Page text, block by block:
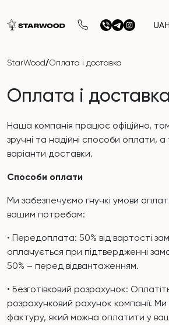
UAH
StarWood/Оплата і доставка
Оплата і доставка
Наша компанія працює офіційно,
зручні та надійні способи оплати,
варіанти доставки.
Способи оплати
Ми забезпечуємо гнучкі умови
вашим потребам:
• Передоплата: 50% від вартості
оплачується при підтвердженні
50% – перед відвантаженням.
• Безготівковий розрахунок:
розрахунковий рахунок компанії.
фактуру, який можна оплатити у